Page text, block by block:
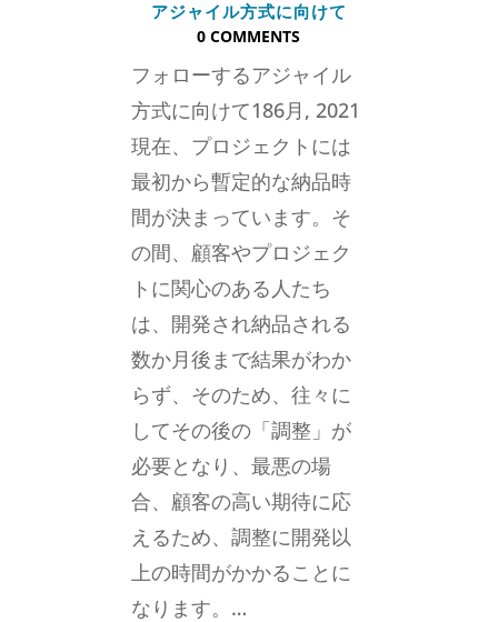
アジャイル方式に向けて
0 COMMENTS
フォローするアジャイル
方式に向けて186月, 2021
現在、プロジェクトには
最初から暫定的な納品時
間が決まっています。そ
の間、顧客やプロジェク
トに関心のある人たち
は、開発され納品される
数か月後まで結果がわか
らず、そのため、往々に
してその後の「調整」が
必要となり、最悪の場
合、顧客の高い期待に応
えるため、調整に開発以
上の時間がかかることに
なります。…